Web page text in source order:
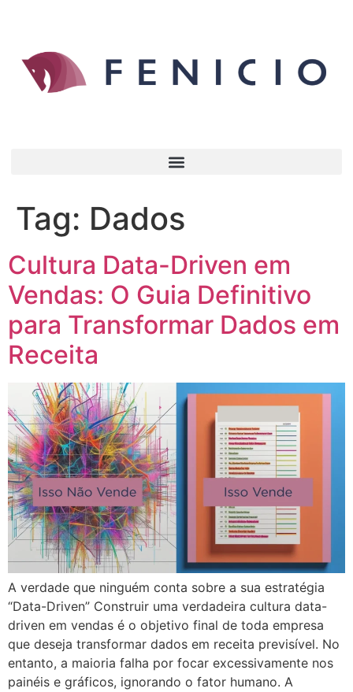
Tag: Dados
Cultura Data-Driven em
Vendas: O Guia Definitivo
para Transformar Dados em
Receita
A verdade que ninguém conta sobre a sua estratégia
“Data-Driven” Construir uma verdadeira cultura data-
driven em vendas é o objetivo final de toda empresa
que deseja transformar dados em receita previsível. No
entanto, a maioria falha por focar excessivamente nos
painéis e gráficos, ignorando o fator humano. A